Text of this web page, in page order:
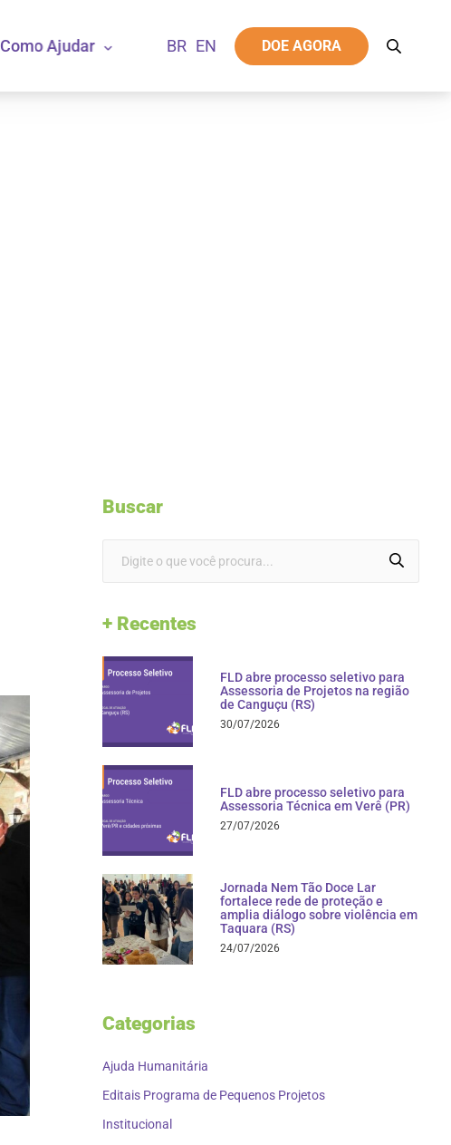
Como Ajudar DOE AGORA
Buscar
+ Recentes
FLD abre processo seletivo para
Assessoria de Projetos na região
de Canguçu (RS)
30/07/2026
FLD abre processo seletivo para
Assessoria Técnica em Verê (PR)
27/07/2026
Jornada Nem Tão Doce Lar
fortalece rede de proteção e
amplia diálogo sobre violência em
Taquara (RS)
24/07/2026
Categorias
Ajuda Humanitária
Editais Programa de Pequenos Projetos
Institucional